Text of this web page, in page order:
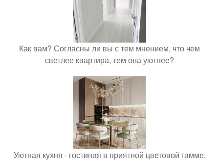
Как вам? Согласны ли вы с тем мнением, что чем
светлее квартира, тем она уютнее?
Уютная кухня - гостиная в приятной цветовой гамме.